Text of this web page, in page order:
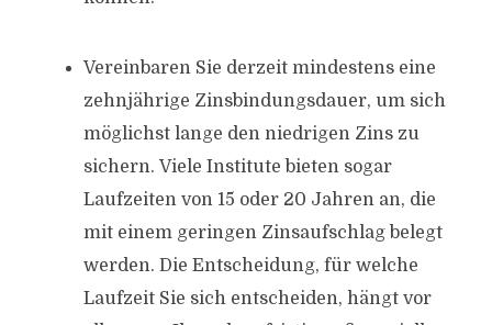
Vereinbaren Sie derzeit mindestens eine
zehnjährige Zinsbindungsdauer, um sich
möglichst lange den niedrigen Zins zu
sichern. Viele Institute bieten sogar
Laufzeiten von 15 oder 20 Jahren an, die
mit einem geringen Zinsaufschlag belegt
werden. Die Entscheidung, für welche
Laufzeit Sie sich entscheiden, hängt vor